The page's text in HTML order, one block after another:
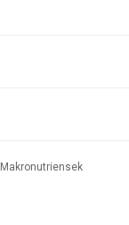
Makronutriensek